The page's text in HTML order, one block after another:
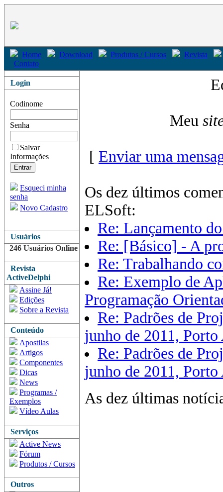
Home Download Produtos / Cursos
Revista
Contato
Login
Codinome
Senha
Salvar
Informações
Esqueci minha
senha
Novo Cadastro
Usuários
246 Usuários Online
Revista
ActiveDelphi
Assine Já!
Edições
Sobre a Revista
Conteúdo
Apostilas
Artigos
Componentes
Dicas
News
Programas /
Exemplos
Vídeo Aulas
Serviços
Active News
Fórum
Produtos / Cursos
Outros
Meu
[ Enviar uma
Os dez últimos
ELSoft:
Re: Lançamento
Re: [Básico] - A
Re: Trabalhando
Re: Exemplo de
Programação
Re: Padrões de
junho de 2011, Porto
Re: Padrões de
junho de 2011, Porto
As dez últimas